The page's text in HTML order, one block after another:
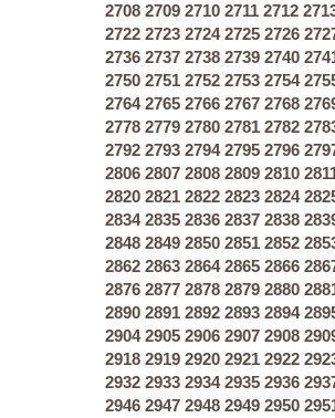
2708 2709 2710 2711 2712
2722 2723 2724 2725 2726
2736 2737 2738 2739 2740
2750 2751 2752 2753 2754
2764 2765 2766 2767 2768
2778 2779 2780 2781 2782
2792 2793 2794 2795 2796
2806 2807 2808 2809 2810
2820 2821 2822 2823 2824
2834 2835 2836 2837 2838
2848 2849 2850 2851 2852
2862 2863 2864 2865 2866
2876 2877 2878 2879 2880
2890 2891 2892 2893 2894
2904 2905 2906 2907 2908
2918 2919 2920 2921 2922
2932 2933 2934 2935 2936
2946 2947 2948 2949 2950